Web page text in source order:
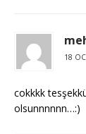
18
cokkkk
olsunnnnnn…:)